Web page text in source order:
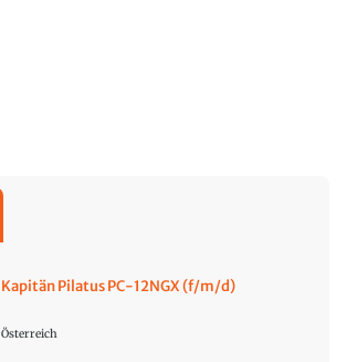
Kapitän Pilatus PC-12NGX (f/m/d)
Österreich